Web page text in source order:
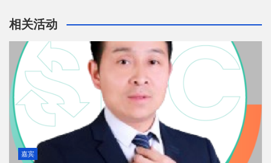
相关活动
嘉宾